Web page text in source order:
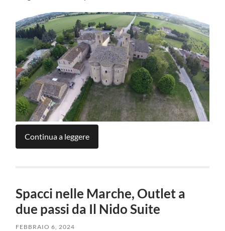
Continua a leggere
Spacci nelle Marche, Outlet a
due passi da Il Nido Suite
FEBBRAIO 6, 2024